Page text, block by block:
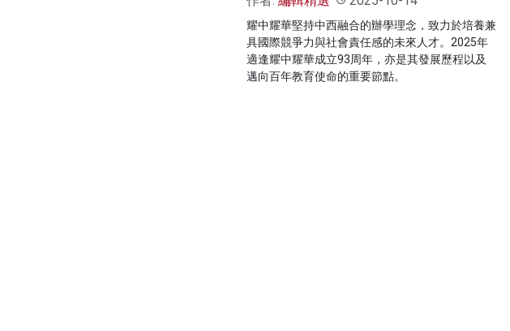
耀中耀華堅持中西融合的辦學理念，致力於培養兼
具國際競爭力與社會責任感的未來人才。2025年
適逢耀中耀華成立93周年，亦是其發展歷程以及
邁向百年教育使命的重要節點。